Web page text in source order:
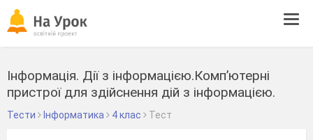
Інформація. Дії з інформацією.Комп’ютерні
пристрої для здійснення дій з інформацією.
Тести Інформатика 4 клас Тест